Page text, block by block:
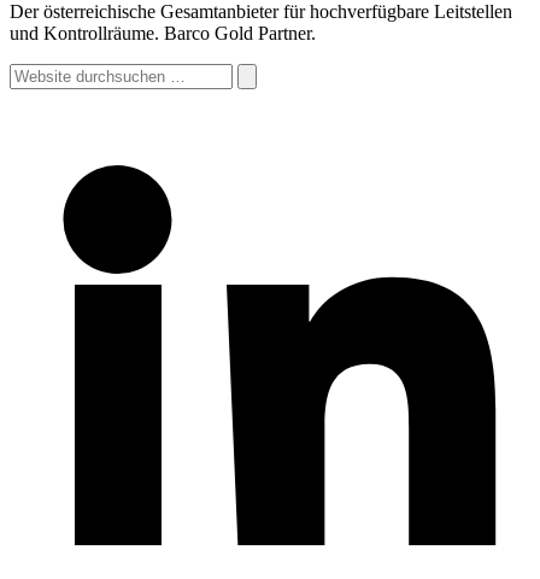
Der österreichische Gesamtanbieter für hochverfügbare Leitstellen
und Kontrollräume. Barco Gold Partner.
Website
durchsuchen